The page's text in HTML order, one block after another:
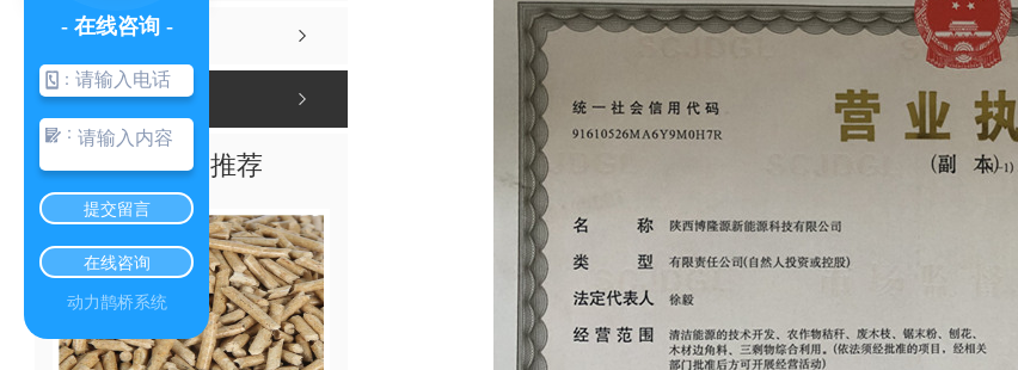
工厂风貌
荣誉资质
热门推荐
- 在线咨询 -
：
：
提交留言
在线咨询
动力鹊桥系统